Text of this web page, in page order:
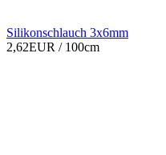
Silikonschlauch 3x6mm
2,62EUR / 100cm